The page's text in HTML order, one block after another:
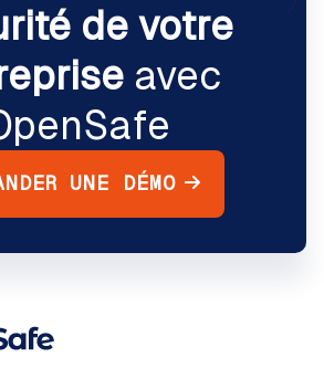
de votre
avec
UNE DÉMO